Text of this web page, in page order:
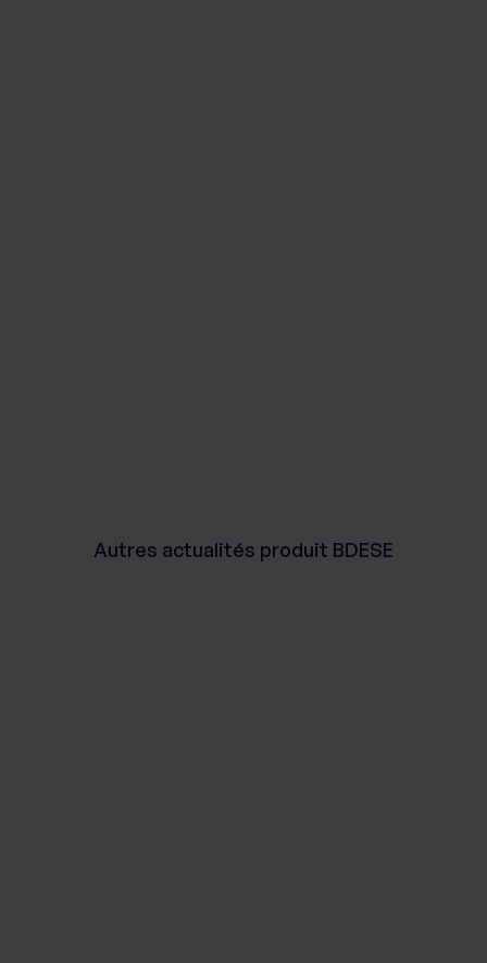
Autres actualités produit BDESE